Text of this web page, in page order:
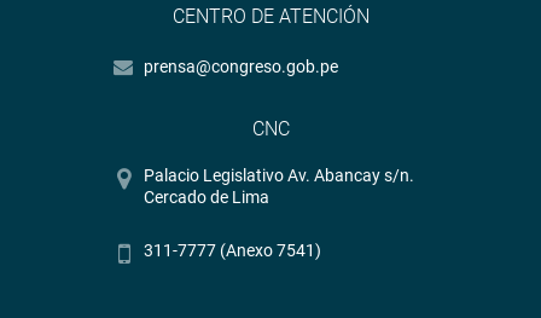
CENTRO DE ATENCIÓN
prensa@congreso.gob.pe
CNC
Palacio Legislativo Av. Abancay s/n.
Cercado de Lima
311-7777 (Anexo 7541)